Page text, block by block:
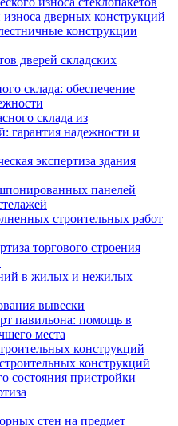
дверных конструкций
конструкции
дверей складских
склада: обеспечение
склада из
гарантия надежности и
экспертиза здания
панелей
строительных работ
торгового строения
в жилых и нежилых
вывески
павильона: помощь в
места
конструкций
конструкций
состояния пристройки —
стен на предмет